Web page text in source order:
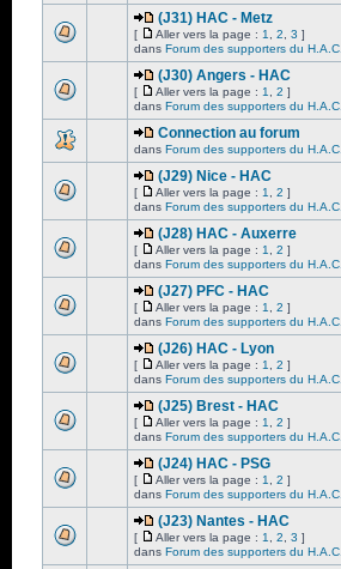
(J31) HAC - Metz
[ Aller vers la page : 1 2 3 ]
dans Forum des supporters du H.A.C.
(J30) Angers - HAC
[ Aller vers la page : 1 2 ]
dans Forum des supporters du H.A.C.
Connection au forum
dans Forum des supporters du H.A.C.
(J29) Nice - HAC
[ Aller vers la page : 1 2 ]
dans Forum des supporters du H.A.C.
(J28) HAC - Auxerre
[ Aller vers la page : 1 2 ]
dans Forum des supporters du H.A.C.
(J27) PFC - HAC
[ Aller vers la page : 1 2 ]
dans Forum des supporters du H.A.C.
(J26) HAC - Lyon
[ Aller vers la page : 1 2 ]
dans Forum des supporters du H.A.C.
(J25) Brest - HAC
[ Aller vers la page : 1 2 ]
dans Forum des supporters du H.A.C.
(J24) HAC - PSG
[ Aller vers la page : 1 2 ]
dans Forum des supporters du H.A.C.
(J23) Nantes - HAC
[ Aller vers la page : 1 2 3 ]
dans Forum des supporters du H.A.C.